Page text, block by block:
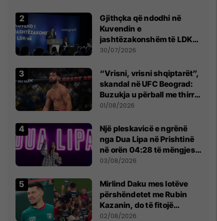
Gjithçka që ndodhi në
Kuvendin e
jashtëzakonshëm të LDK-
së
30/07/2026
“Vrisni, vrisni shqiptarët”,
skandal në UFC Beograd:
Buzukja u përball me thirrje
anti-shqiptare nga
01/08/2026
Një pleskavicë e ngrënë
nga Dua Lipa në Prishtinë
në orën 04:28 të mëngjesit
- dhe bota digjitale serbe
03/08/2026
Mirlind Daku mes lotëve
përshëndetet me Rubin
Kazanin, do të fitojë
miliona te Spartak Moska
02/08/2026